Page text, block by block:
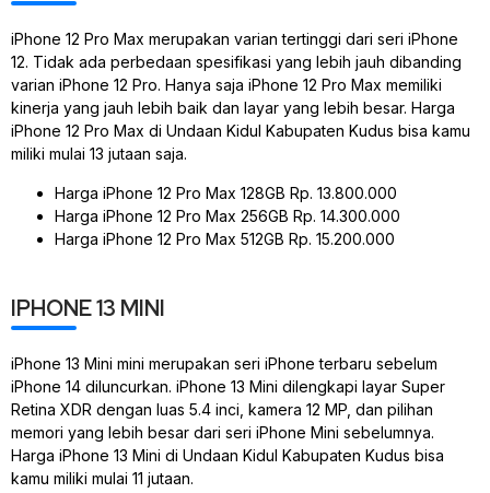
iPhone 12 Pro Max merupakan varian tertinggi dari seri iPhone
12. Tidak ada perbedaan spesifikasi yang lebih jauh dibanding
varian iPhone 12 Pro. Hanya saja iPhone 12 Pro Max memiliki
kinerja yang jauh lebih baik dan layar yang lebih besar. Harga
iPhone 12 Pro Max di Undaan Kidul Kabupaten Kudus bisa kamu
miliki mulai 13 jutaan saja.
Harga iPhone 12 Pro Max 128GB Rp. 13.800.000
Harga iPhone 12 Pro Max 256GB Rp. 14.300.000
Harga iPhone 12 Pro Max 512GB Rp. 15.200.000
IPHONE 13 MINI
iPhone 13 Mini mini merupakan seri iPhone terbaru sebelum
iPhone 14 diluncurkan. iPhone 13 Mini dilengkapi layar Super
Retina XDR dengan luas 5.4 inci, kamera 12 MP, dan pilihan
memori yang lebih besar dari seri iPhone Mini sebelumnya.
Harga iPhone 13 Mini di Undaan Kidul Kabupaten Kudus bisa
kamu miliki mulai 11 jutaan.